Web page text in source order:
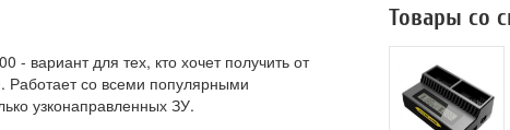
- вариант для тех, кто хочет получить от
Работает со всеми популярными
узконаправленных ЗУ.
Товары со